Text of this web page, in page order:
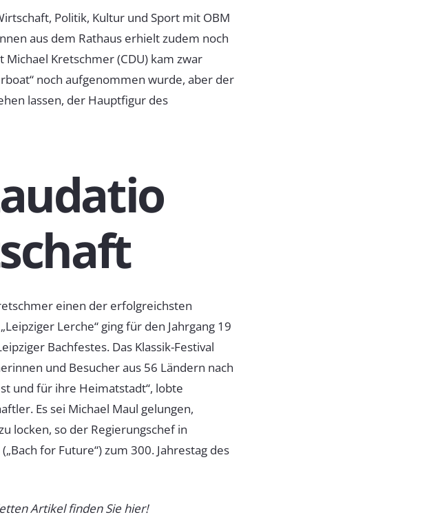
Politik, Kultur und Sport mit OBM
aus dem Rathaus erhielt zudem noch
Kretschmer (CDU) kam zwar
noch aufgenommen wurde, aber der
lassen, der Hauptfigur des
einen der erfolgreichsten
Lerche“ ging für den Jahrgang 19
Bachfestes. Das Klassik-Festival
und Besucher aus 56 Ländern nach
und für ihre Heimatstadt“, lobte
Es sei Michael Maul gelungen,
locken, so der Regierungschef in
for Future“) zum 300. Jahrestag des
Artikelfinden Sie hier!